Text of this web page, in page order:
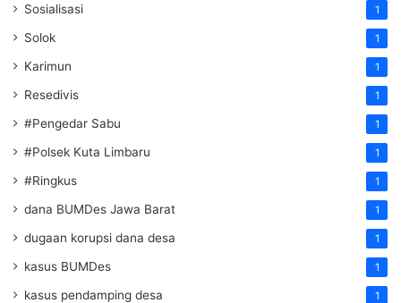
Sosialisasi 1
Solok 1
Karimun 1
Resedivis 1
#Pengedar Sabu 1
#Polsek Kuta Limbaru 1
#Ringkus 1
dana BUMDes Jawa Barat 1
dugaan korupsi dana desa 1
kasus BUMDes 1
kasus pendamping desa 1